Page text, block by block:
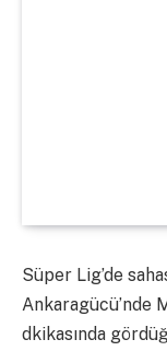
Süper Lig’de
Ankaragücü’nde
dkikasında